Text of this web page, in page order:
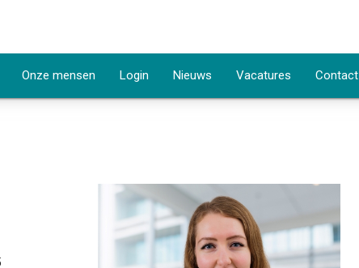
Onze mensen Login Nieuws Vacatures Contact